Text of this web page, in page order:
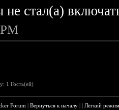
стал(а)
1 Гость(ей)
Forum |Вернуться к началу ||Лёгкий